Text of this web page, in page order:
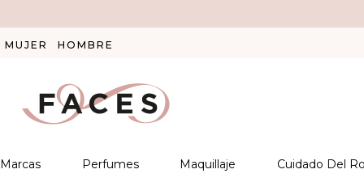
MUJER HOMBRE
Marcas Perfumes Maquillaje Cuidado Del